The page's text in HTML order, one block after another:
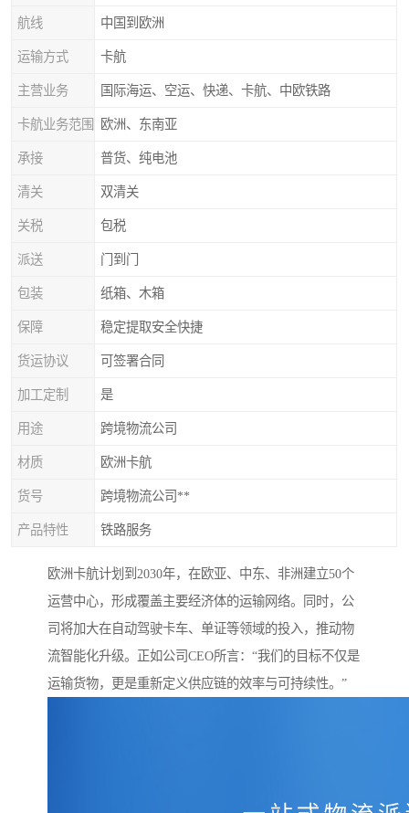
航线 中国到欧洲
运输方式 卡航
主营业务 国际海运、空运、快递、卡航、中欧铁路
卡航业务范围 欧洲、东南亚
承接 普货、纯电池
清关 双清关
关税 包税
派送 门到门
包装 纸箱、木箱
保障 稳定提取安全快捷
货运协议 可签署合同
加工定制 是
用途 跨境物流公司
材质 欧洲卡航
货号 跨境物流公司**
产品特性 铁路服务
欧洲卡航计划到2030年，在欧亚、中东、非洲建立50个
运营中心，形成覆盖主要经济体的运输网络。同时，公
司将加大在自动驾驶卡车、单证等领域的投入，推动物
流智能化升级。正如公司CEO所言：“我们的目标不仅是
运输货物，更是重新定义供应链的效率与可持续性。”